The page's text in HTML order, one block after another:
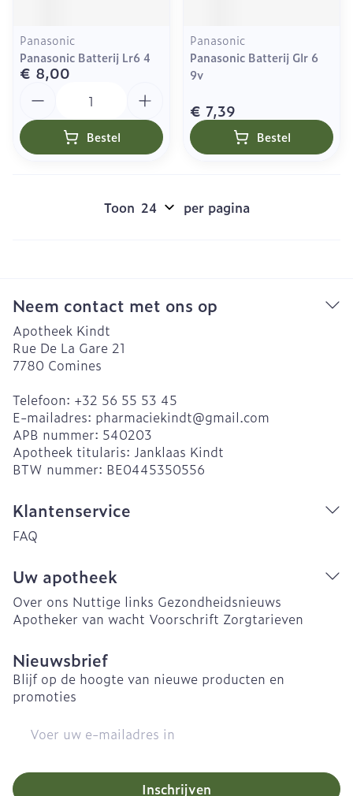
Panasonic
Panasonic Batterij Lr6 4
€ 8,00
Bestel
Panasonic
Panasonic Batterij Glr 6
9v
€ 7,39
Bestel
Toon per pagina
Neem contact met ons op
Apotheek Kindt
Rue De La Gare 21
7780 Comines
Telefoon: +32 56 55 53 45
E-mailadres: pharmaciekindt@gmail.com
APB nummer: 540203
Apotheek titularis: Janklaas Kindt
BTW nummer: BE0445350556
Klantenservice
FAQ
Uw apotheek
Over ons Nuttige links Gezondheidsnieuws
Apotheker van wacht Voorschrift Zorgtarieven
Nieuwsbrief
Blijf op de hoogte van nieuwe producten en
promoties
Inschrijven